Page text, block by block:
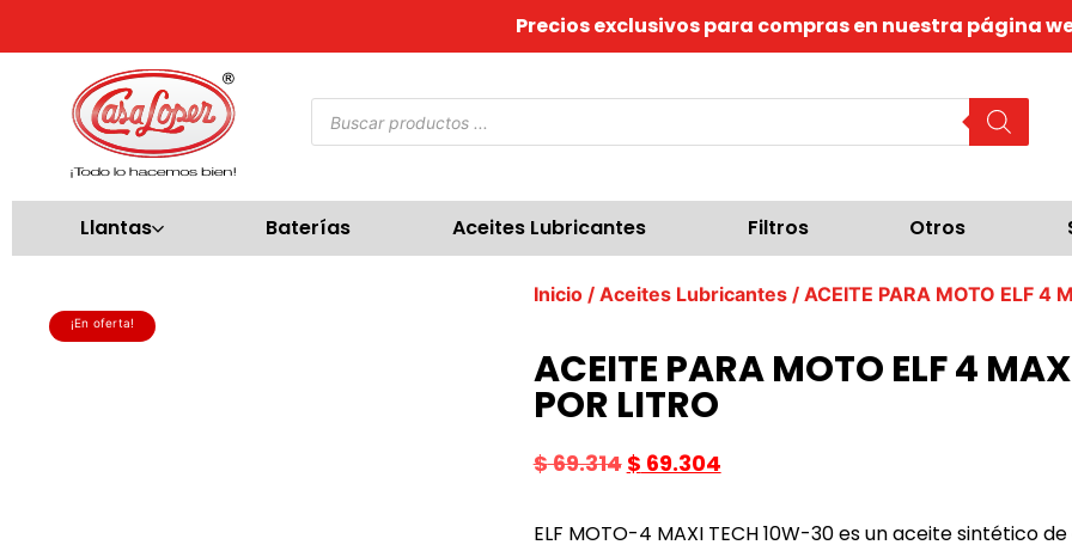
Precios exclusivos para compras en nuestra página
Llantas Baterías Aceites Lubricantes Filtros Otros
¡En oferta!
Inicio/ Aceites Lubricantes/ ACEITE PARA MOTO ELF 4
ACEITE PARA MOTO ELF 4
POR LITRO
$69.314 $ 69.304
ELF MOTO-4 MAXI TECH 10W-30 es un aceite sintético